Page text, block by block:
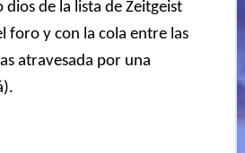
de la lista de Zeitgeist
foro y con la cola entre las
atravesada por una